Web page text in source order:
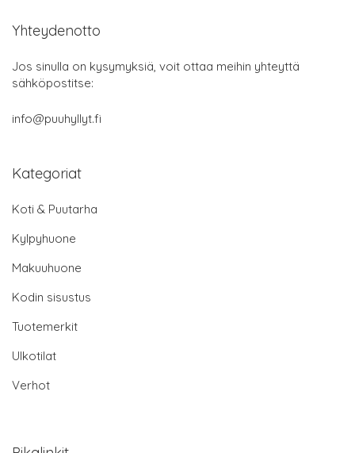
Yhteydenotto
Jos sinulla on kysymyksiä, voit ottaa meihin yhteyttä
sähköpostitse:
info@puuhyllyt.fi
Kategoriat
Koti & Puutarha
Kylpyhuone
Makuuhuone
Kodin sisustus
Tuotemerkit
Ulkotilat
Verhot